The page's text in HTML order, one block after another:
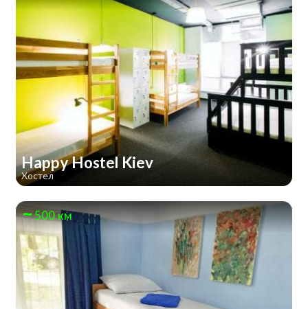
Happy Hostel Kiev
Хостел
500 км